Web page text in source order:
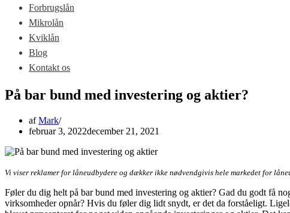
Forbrugslån
Mikrolån
Kviklån
Blog
Kontakt os
På bar bund med investering og aktier?
afMark
februar 3, 2022december 21, 2021
Vi viser reklamer for låneudbydere og dækker ikke nødvendgivis hele markedet for
Føler du dig helt på bar bund med investering og aktier? Gad du godt få
virksomheder opnår? Hvis du føler dig lidt snydt, er det da forståeligt.